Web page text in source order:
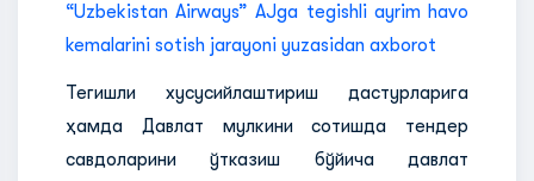
“Uzbekistan Airways” AJga tegishli ayrim havo
kemalarini sotish jarayoni yuzasidan axborot
Тегишли хусусийлаштириш дастурларига
ҳамда Давлат мулкини сотишда тендер
савдоларини ўтказиш бўйича давлат